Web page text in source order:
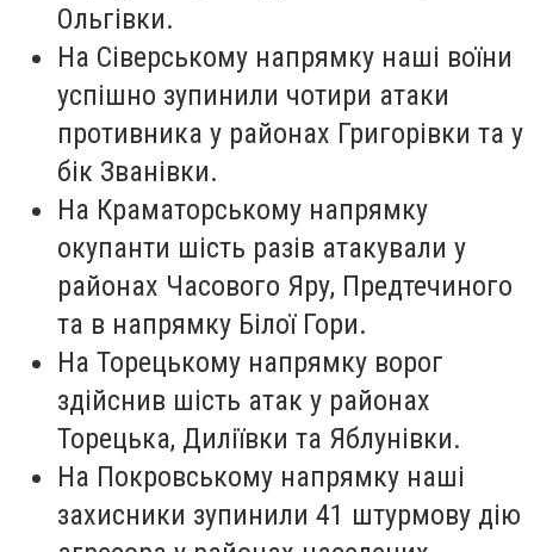
Ольгівки.
На Сіверському напрямку наші воїни
успішно зупинили чотири атаки
противника у районах Григорівки та у
бік Званівки.
На Краматорському напрямку
окупанти шість разів атакували у
районах Часового Яру, Предтечиного
та в напрямку Білої Гори.
На Торецькому напрямку ворог
здійснив шість атак у районах
Торецька, Диліївки та Яблунівки.
На Покровському напрямку наші
захисники зупинили 41 штурмову дію